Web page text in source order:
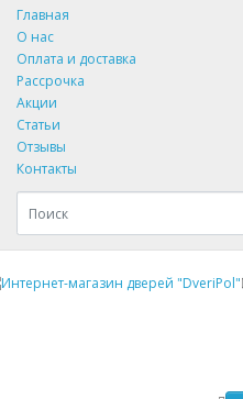
Главная
О нас
Оплата и доставка
Рассрочка
Акции
Статьи
Отзывы
Контакты